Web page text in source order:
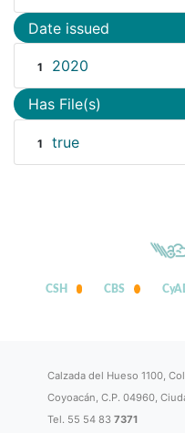
Date issued
1 2020
Has File(s)
1 true
CSH CBS
Calzada del Hueso 1100,
Coyoacán, C.P. 04960,
Tel. 55 54 837371